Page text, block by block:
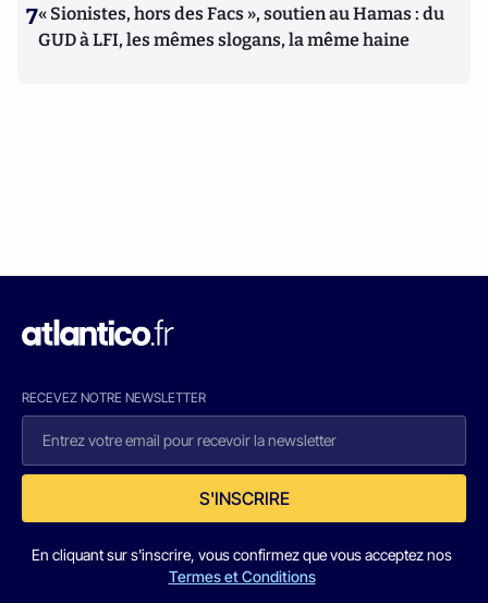
7« Sionistes, hors des Facs », soutien au Hamas : du
GUD à LFI, les mêmes slogans, la même haine
RECEVEZ NOTRE NEWSLETTER
S'INSCRIRE
En cliquant sur s'inscrire, vous confirmez que vous acceptez nos
Termes et Conditions